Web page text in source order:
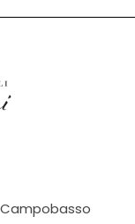
Campobasso